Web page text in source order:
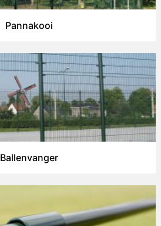
Pannakooi
Ballenvanger